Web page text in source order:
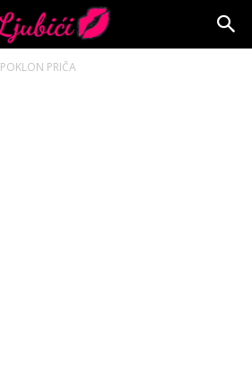
POKLON PRIČA